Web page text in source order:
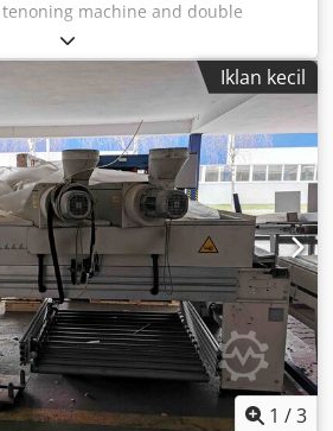
machine and double
by-step operation Equipped with:
1+1 drilling units Csdpfxjw A A E
working length: 2500 mm
Iklan kecil
1 /3